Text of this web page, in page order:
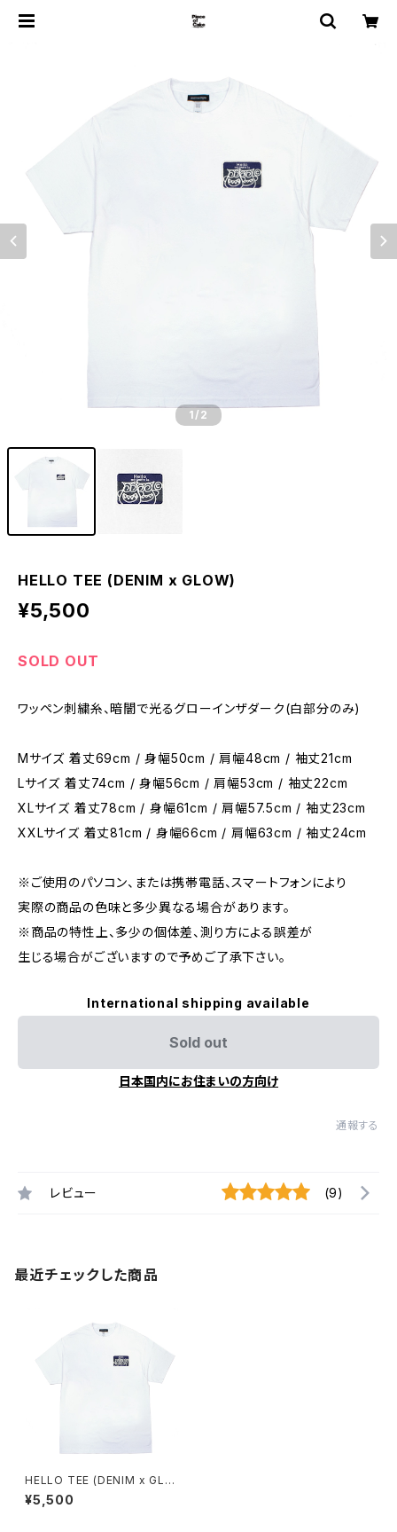
1 /2
HELLO TEE (DENIM x GLOW)
¥5,500
SOLD OUT
ワッペン刺繍糸、暗闇で光るグローインザダーク(白部分のみ)
Mサイズ 着丈69cm / 身幅50cm / 肩幅48cm / 袖丈21cm
Lサイズ 着丈74cm / 身幅56cm / 肩幅53cm / 袖丈22cm
XLサイズ 着丈78cm / 身幅61cm / 肩幅57.5cm / 袖丈23cm
XXLサイズ 着丈81cm / 身幅66cm / 肩幅63cm / 袖丈24cm
※ご使用のパソコン、または携帯電話、スマートフォンにより
実際の商品の色味と多少異なる場合があります。
※商品の特性上、多少の個体差、測り方による誤差が
生じる場合がございますので予めご了承下さい。
International shipping available
Sold out
日本国内にお住まいの方向け
通報する
レビュー (9)
最近チェックした商品
HELLO TEE (DENIM x GLO
W)
¥5,500